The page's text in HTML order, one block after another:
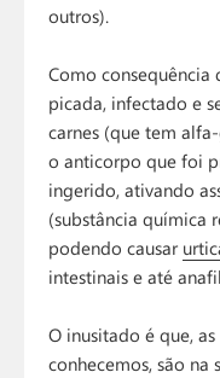
outros).
Como consequência
picada, infectado e
carnes (que tem
o anticorpo que foi
ingerido, ativando
(substância química
podendo causar
intestinais e até
O inusitado é que,
conhecemos, são na